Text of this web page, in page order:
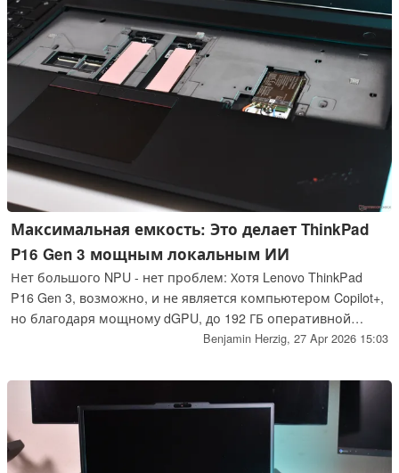
Максимальная емкость: Это делает ThinkPad
P16 Gen 3 мощным локальным ИИ
Нет большого NPU - нет проблем: Хотя Lenovo ThinkPad
P16 Gen 3, возможно, и не является компьютером Copilot+,
но благодаря мощному dGPU, до 192 ГБ оперативной
памяти и трем SSD-накопителям емкостью 4 ТБ это
искусственного интеллекта.
Benjamin Herzig, 27 Apr 2026 15:03